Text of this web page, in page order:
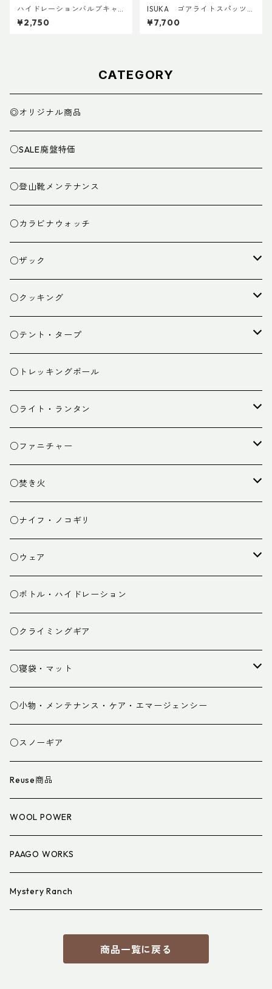
ハイドレーションバルブキャ
ッチ+チューブマグネット（全
メーカー対応モデル）
¥2,750
ISUKA ゴアライトスパッツカ
スタム BASE
¥7,700
CATEGORY
◎オリジナル商品
○SALE廃盤特価
○登山靴メンテナンス
○カラビナウォッチ
○ザック
ザック
スタッフバッグ
ザック小物
○クッキング
クッカー
バーナー
カトラリー
クッキング小物
○テント・タープ
テント
タープ
ペグ・ハンマー・小物
○トレッキングポール
○ライト・ランタン
ライト
ランタン
○ファニチャー
テーブル
チェア
○焚き火
焚き火台
焚き火小物
○ナイフ・ノコギリ
○ウェア
ミドルレイヤー
ベースレイヤー
パンツ
グローブ
スパッツ・ゲイター
衣類小物
アイウェア
○ボトル・ハイドレーション
○クライミングギア
○寝袋・マット
寝袋
マット
寝具小物
○小物・メンテナンス・ケア・エマージェンシー
○スノーギア
Reuse商品
WOOL POWER
PAAGO WORKS
Mystery Ranch
商品一覧に戻る